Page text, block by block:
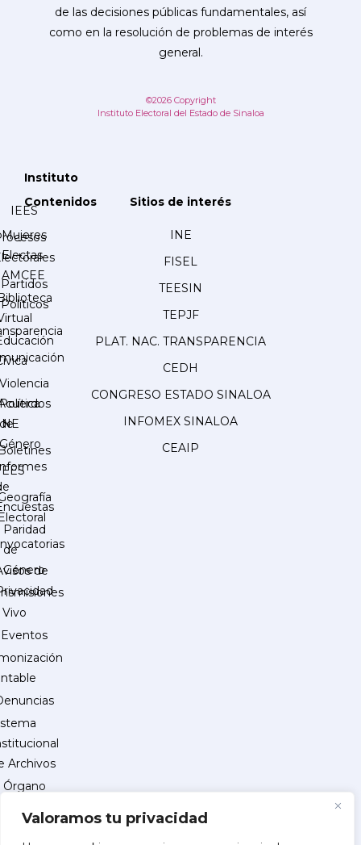
Valoramos tu privacidad
de las decisiones públicas fundamentales, así
como en la resolución de problemas de interés
general.
©2026 Copyright
Instituto Electoral del Estado de Sinaloa
Instituto
IEES
Partidos
Políticos
de
Contenidos
Mujeres
Electas
AMCEE
Violencia
Política
de
Género
Paridad
de
Género
Eventos
Archivos
Órgano
Sitios de interés
INE
FISEL
TEESIN
TEPJF
PLAT. NAC. TRANSPARENCIA
CEDH
CONGRESO ESTADO SINALOA
INFOMEX SINALOA
CEAIP